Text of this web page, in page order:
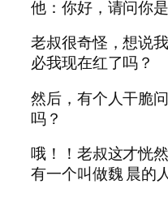
他：你好，请问你
老叔很奇怪，想说
必我现在红了吗？
然后，有个人干脆
吗？
哦！！老叔这才恍
有一个叫做魏 晨的